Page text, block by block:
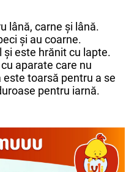
lână, carne și lână.
și au coarne.
și este hrănit cu lapte.
aparate care nu
toarsă pentru a se
pentru iarnă.